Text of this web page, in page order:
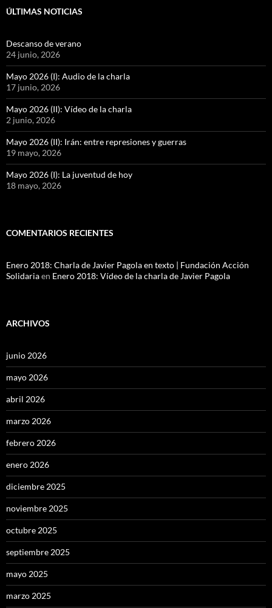
ÚLTIMAS NOTICIAS
Descanso de verano
24 junio, 2026
Mayo 2026 (I): Audio de la charla
17 junio, 2026
Mayo 2026 (II): Vídeo de la charla
2 junio, 2026
Mayo 2026 (II): Irán: entre represiones y guerras
19 mayo, 2026
Mayo 2026 (I): La juventud de hoy
18 mayo, 2026
COMENTARIOS RECIENTES
Enero 2018: Charla de Javier Pagola en texto | Fundación Acción
Solidariaen Enero 2018: Vídeo de la charla de Javier Pagola
ARCHIVOS
junio 2026
mayo 2026
abril 2026
marzo 2026
febrero 2026
enero 2026
diciembre 2025
noviembre 2025
octubre 2025
septiembre 2025
mayo 2025
marzo 2025